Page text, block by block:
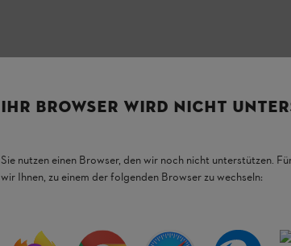
IHR BROWSER WIRD NICHT
Sie nutzen einen Browser, den wir noch nicht unterstützen.
wir Ihnen, zu einem der folgenden Browser zu wechseln: